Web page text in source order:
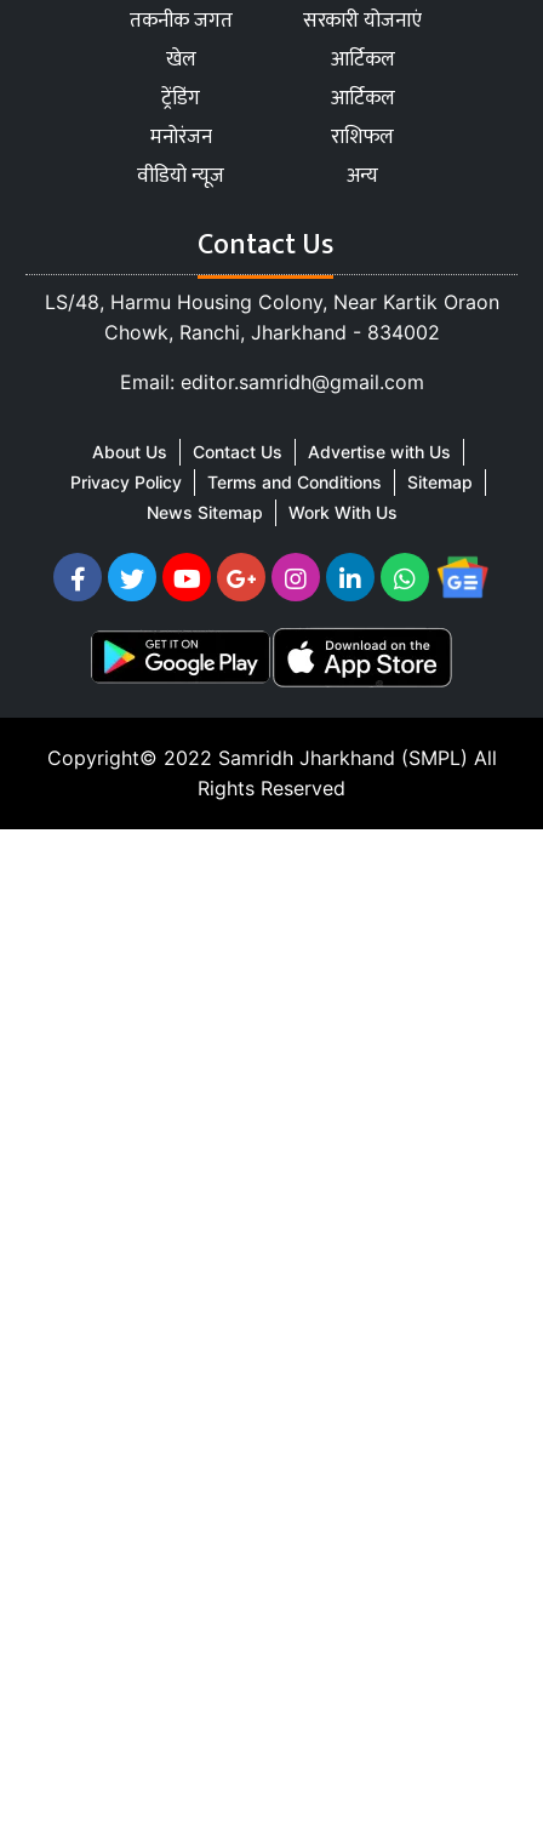
तकनीक जगत
सरकारी योजनाएं
खेल
आर्टिकल
ट्रेंडिंग
आर्टिकल
मनोरंजन
राशिफल
वीडियो न्यूज
अन्य
Contact Us
LS/48, Harmu Housing Colony, Near Kartik Oraon
Chowk, Ranchi, Jharkhand - 834002
Email: editor.samridh@gmail.com
About Us Contact Us
Advertise with Us
Privacy Policy
Terms and Conditions
Sitemap
News Sitemap
Work With Us
Copyright© 2022 Samridh Jharkhand (SMPL) All
Rights Reserved